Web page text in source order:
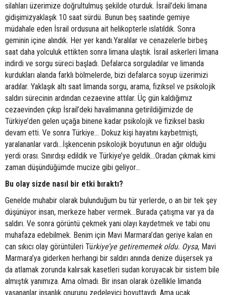
silahları üzerimize doğrultulmuş şekilde oturduk. İsrail’deki limana
gidişimizyaklaşık 10 saat sürdü. Bunun beş saatinde gemiye
müdahale eden İsrail ordusuna ait helikopterle ıslatıldık. Sonra
geminin içine alındık. Her yer kandı.Yaralılar ve cenazelerle birbeş
saat daha yolculuk ettikten sonra limana ulaştık. İsrail askerleri limana
indirdi ve sorgu süreci başladı. Defalarca sorguladılar ve limanda
kurdukları alanda farklı bölmelerde, bizi defalarca soyup üzerimizi
aradılar. Yaklaşık altı saat limanda sorgu, arama, fiziksel ve psikolojik
saldırı sürecinin ardından cezaevine attılar. Üç gün kaldığımız
cezaevinden çıkıp İsrail’deki havalimanına getirildiğimizde de
Türkiye’den gelen uçağa binene kadar psikolojik ve fiziksel baskı
devam etti. Ve sonra Türkiye… Dokuz kişi hayatını kaybetmişti,
yaralananlar vardı…İşkencenin psikolojik boyutunun en ağır olduğu
yerdi orası. Sınırdışı edildik ve Türkiye’ye geldik…Oradan çıkmak kimi
zaman düşündüğümde mucize gibi geliyor…
Bu olay sizde nasıl bir etki bıraktı?
Genelde muhabir olarak bulunduğum bu tür yerlerde, o an bir tek şey
düşünüyor insan, merkeze haber vermek…Burada çatışma var ya da
saldırı. Ve sonra görüntü çekmek yani olayı kaydetmek ve tabi onu
muhafaza edebilmek. Benim için Mavi Marmara’dan geriye kalan en
can sıkıcı olay görüntüleri Türkiye’ye getirememek oldu. Oysa, Mavi
Marmara’ya giderken herhangi bir saldırı anında denize düşersek ya
da atlamak zorunda kalırsak kasetleri sudan koruyacak bir sistem bile
almıştık yanımıza. Ama olmadı. Bir insan olarak özellikle limanda
yaşananlar insanlık onurunu zedeleyici boyuttaydı. Ama uçak